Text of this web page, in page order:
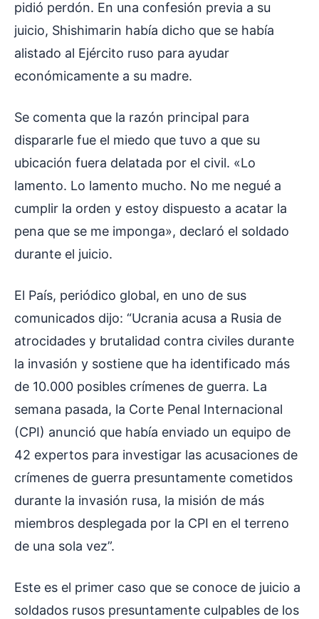
pidió perdón. En una confesión previa a su
juicio, Shishimarin había dicho que se había
alistado al Ejército ruso para ayudar
económicamente a su madre.
Se comenta que la razón principal para
dispararle fue el miedo que tuvo a que su
ubicación fuera delatada por el civil. «Lo
lamento. Lo lamento mucho. No me negué a
cumplir la orden y estoy dispuesto a acatar la
pena que se me imponga», declaró el soldado
durante el juicio.
El País, periódico global, en uno de sus
comunicados dijo: “Ucrania acusa a Rusia de
atrocidades y brutalidad contra civiles durante
la invasión y sostiene que ha identificado más
de 10.000 posibles crímenes de guerra. La
semana pasada, la Corte Penal Internacional
(CPI) anunció que había enviado un equipo de
42 expertos para investigar las acusaciones de
crímenes de guerra presuntamente cometidos
durante la invasión rusa, la misión de más
miembros desplegada por la CPI en el terreno
de una sola vez”.
Este es el primer caso que se conoce de juicio a
soldados rusos presuntamente culpables de los